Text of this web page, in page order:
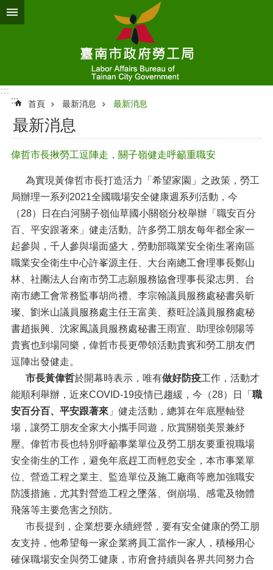
跳到主要內容區塊
:::
:::
首頁 最新消息 最新消息
最新消息
偉哲市長揪勞工逗陣走，關子嶺健走呼籲重職安
為實現黃偉哲市長打造活力「希望家園」之政策，勞工
局辦理一系列2021全國職場安全健康週系列活動，今
（28）日在白河關子嶺仙草國小關嶺分校舉辦「職安百分
百、平安跟著來」健走活動。許多勞工朋友每年都全家一
起參與，千人參與場面盛大，勞動部職業安全衛生署南區
職業安全衛生中心許峯源主任、大台南總工會理事長鄭山
林、社團法人台南市勞工志願服務協會理事長梁志男、台
南市總工會常務監事胡尚禮、李宗翰議員服務處秘書吳昕
璨、劉米山議員服務處主任王富美、蔡旺詮議員服務處秘
書趙振興、沈家鳳議員服務處秘書王雨宣、助理徐朝陽等
貴賓也到場同樂，偉哲市長更帶領活動貴賓和勞工朋友們
逗陣出發健走。
市長黃偉哲於開幕時表示，唯有做好防疫工作，活動才
能順利舉辦，近來COVID-19疫情已趨緩，今（28）日「 職
安百分百、平安跟著來 」健走活動，總算在年底壓軸登
場，讓勞工朋友全家大小攜手同遊，欣賞關嶺美景兼紓
壓。偉哲市長也特別呼籲事業單位及勞工朋友要重視職場
安全衛生的工作，避免年底趕工而輕忽安全，本市事業單
位、營造工程之業主、監造單位及施工廠商等應加強職安
防護措施，尤其對營造工程之墜落、倒崩塌、感電及物體
飛落等主要危害之預防。
市長提到，企業想要永續經營，要有安全健康的勞工朋
友支持，他希望每一家企業將員工當作一家人，積極用心
確保職場安全與勞工健康，市府會持續與各界共同努力合